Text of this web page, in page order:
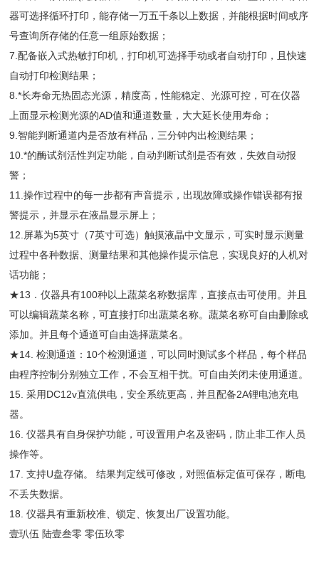
器可选择循环打印，能存储一万五千条以上数据，并能根据时间或序
号查询所存储的任意一组原始数据；
7.配备嵌入式热敏打印机，打印机可选择手动或者自动打印，且快速
自动打印检测结果；
8.*长寿命无热固态光源，精度高，性能稳定、光源可控，可在仪器
上面显示检测光源的AD值和通道数量，大大延长使用寿命；
9.智能判断通道内是否放有样品，三分钟内出检测结果；
10.*的酶试剂活性判定功能，自动判断试剂是否有效，失效自动报
警；
11.操作过程中的每一步都有声音提示，出现故障或操作错误都有报
警提示，并显示在液晶显示屏上；
12.屏幕为5英寸（7英寸可选）触摸液晶中文显示，可实时显示测量
过程中各种数据、测量结果和其他操作提示信息，实现良好的人机对
话功能；
★13．仪器具有100种以上蔬菜名称数据库，直接点击可使用。并且
可以编辑蔬菜名称，可直接打印出蔬菜名称。蔬菜名称可自由删除或
添加。并且每个通道可自由选择蔬菜名。
★14. 检测通道：10个检测通道，可以同时测试多个样品，每个样品
由程序控制分别独立工作，不会互相干扰。可自由关闭未使用通道。
15. 采用DC12v直流供电，安全系统更高，并且配备2A锂电池充电
器。
16. 仪器具有自身保护功能，可设置用户名及密码，防止非工作人员
操作等。
17. 支持U盘存储。 结果判定线可修改，对照值标定值可保存，断电
不丢失数据。
18. 仪器具有重新校准、锁定、恢复出厂设置功能。
壹玐伍 陆壹叁零 零伍玖零